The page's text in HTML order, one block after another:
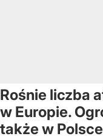
Rośnie liczba
w Europie.
także w Polsce